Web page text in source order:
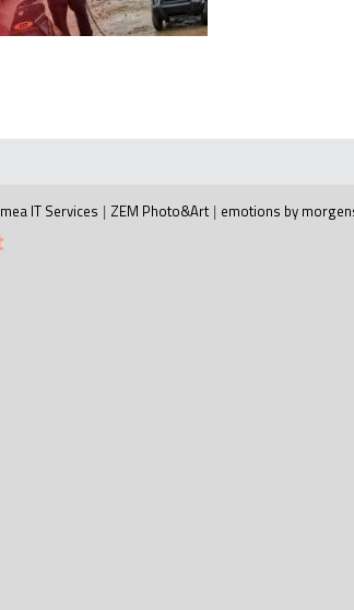
mea IT Services | ZEM Photo&Art | emotions by